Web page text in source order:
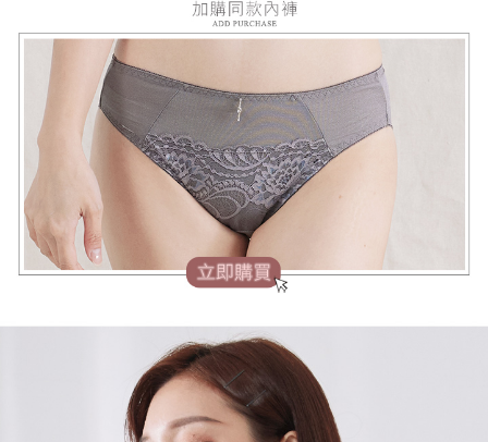
５．嚴禁一人註冊多個帳號或使用他人資訊註冊。若發現惡意使用之情形，
恩沛科技股份有限公司將有權停止該用戶之使用額度並採取法律行動。